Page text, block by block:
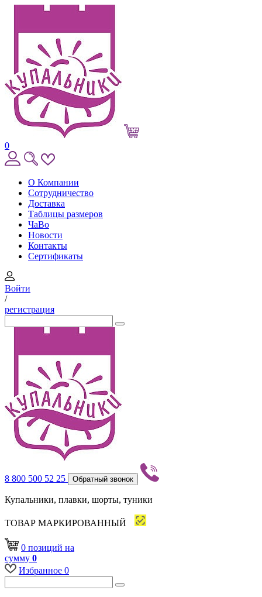
0
О Компании
Сотрудничество
Доставка
Таблицы размеров
ЧаВо
Новости
Контакты
Сертификаты
Войти
/
регистрация
8 800 500 52 25 Обратный звонок
Купальники, плавки, шорты, туники
ТОВАР МАРКИРОВАННЫЙ
0 позиций на
сумму 0
Избранное 0